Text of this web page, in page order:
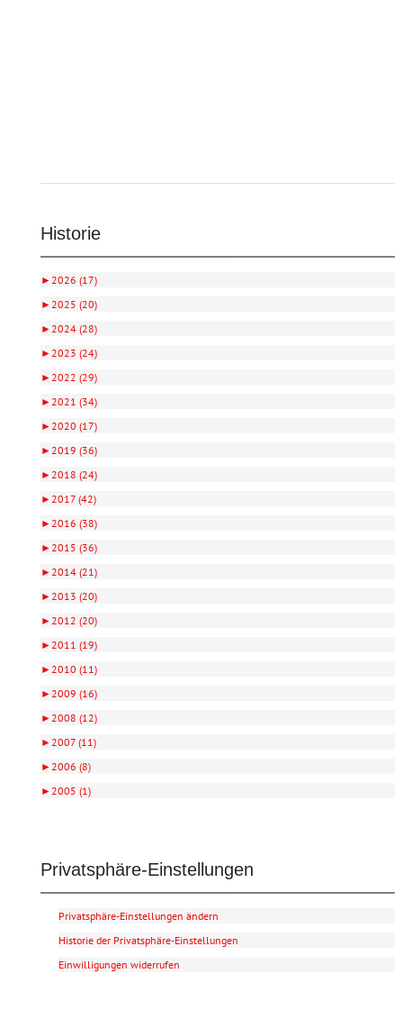
Historie
►2026 (17)
►2025 (20)
►2024 (28)
►2023 (24)
►2022 (29)
►2021 (34)
►2020 (17)
►2019 (36)
►2018 (24)
►2017 (42)
►2016 (38)
►2015 (36)
►2014 (21)
►2013 (20)
►2012 (20)
►2011 (19)
►2010 (11)
►2009 (16)
►2008 (12)
►2007 (11)
►2006 (8)
►2005 (1)
Privatsphäre-Einstellungen
Privatsphäre-Einstellungen ändern
Historie der Privatsphäre-Einstellungen
Einwilligungen widerrufen